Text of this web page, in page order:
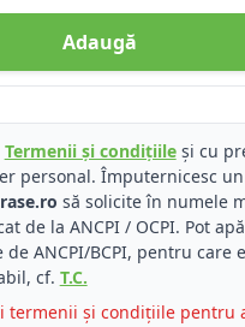
Adaugă
Termenii și condițiileși cu
personal. Împuternicesc un
să solicite în numele
de la ANCPI / OCPI. Pot
ANCPI/BCPI, pentru care
cf. T.C.
termenii și condițiile pentru